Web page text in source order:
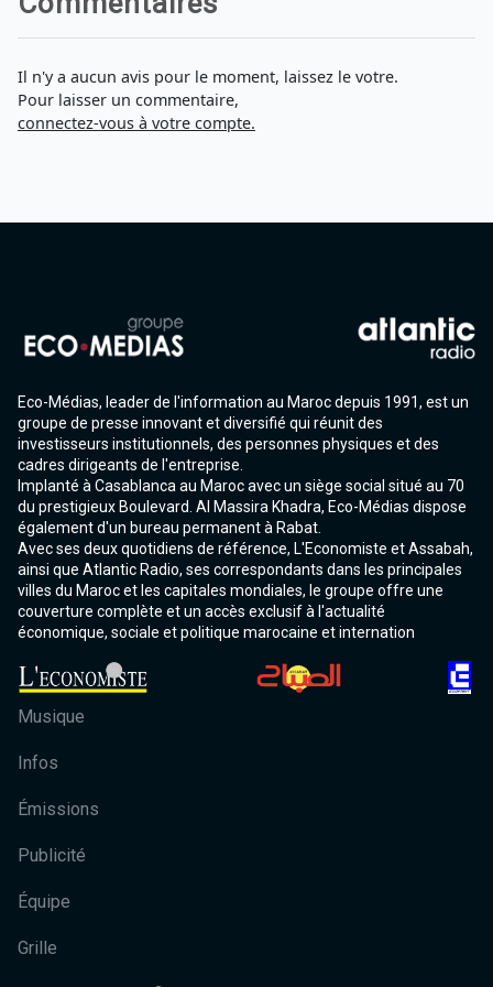
Il n'y a aucun avis pour le moment, laissez le votre.
Pour laisser un commentaire,
connectez-vous à votre compte.
Eco-Médias, leader de l'information au Maroc depuis 1991, est un
groupe de presse innovant et diversifié qui réunit des
investisseurs institutionnels, des personnes physiques et des
cadres dirigeants de l'entreprise.
Implanté à Casablanca au Maroc avec un siège social situé au 70
du prestigieux Boulevard. Al Massira Khadra, Eco-Médias dispose
également d'un bureau permanent à Rabat.
Avec ses deux quotidiens de référence, L'Economiste et Assabah,
ainsi que Atlantic Radio, ses correspondants dans les principales
villes du Maroc et les capitales mondiales, le groupe offre une
couverture complète et un accès exclusif à l'actualité
économique, sociale et politique marocaine et internation
Musique
Infos
Émissions
Publicité
Équipe
Grille